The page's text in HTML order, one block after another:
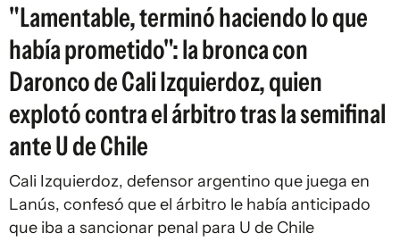
"Lamentable, terminó haciendo lo que
había prometido": la bronca con
Daronco de Cali Izquierdoz, quien
explotó contra el árbitro tras la semifinal
ante U de Chile
Cali Izquierdoz, defensor argentino que juega en
Lanús, confesó que el árbitro le había anticipado
que iba a sancionar penal para U de Chile